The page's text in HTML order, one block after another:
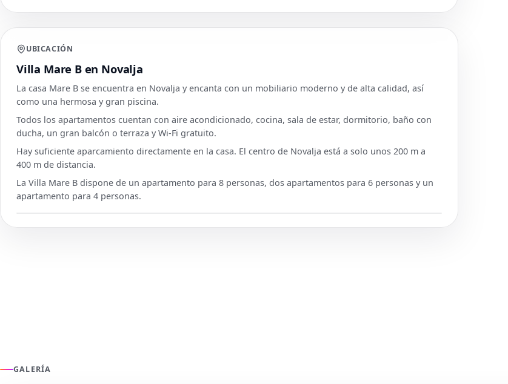
UBICACIÓN
Villa Mare B en Novalja
La casa Mare B se encuentra en Novalja y encanta con un mobiliario moderno y de alta calidad, así
como una hermosa y gran piscina.
Todos los apartamentos cuentan con aire acondicionado, cocina, sala de estar, dormitorio, baño con
ducha, un gran balcón o terraza y Wi-Fi gratuito.
Hay suficiente aparcamiento directamente en la casa. El centro de Novalja está a solo unos 200 m a
400 m de distancia.
La Villa Mare B dispone de un apartamento para 8 personas, dos apartamentos para 6 personas y un
apartamento para 4 personas.
GALERÍA